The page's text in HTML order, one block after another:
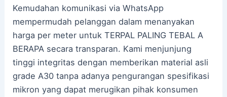
Kemudahan komunikasi via WhatsApp
mempermudah pelanggan dalam menanyakan
harga per meter untuk TERPAL PALING TEBAL A
BERAPA secara transparan. Kami menjunjung
tinggi integritas dengan memberikan material asli
grade A30 tanpa adanya pengurangan spesifikasi
mikron yang dapat merugikan pihak konsumen